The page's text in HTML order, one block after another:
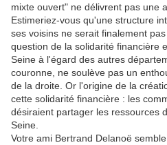
mixte ouvert" ne délivrent pas une
Estimeriez-vous qu'une structure
ses voisins ne serait finalement
question de la solidarité financière
Seine à l'égard des autres
couronne, ne soulève pas un
de la droite. Or l'origine de la
cette solidarité financière : les
désiraient partager les ressources
Seine.
Votre ami Bertrand Delanoë